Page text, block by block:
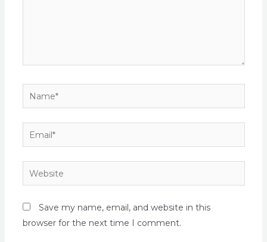
Save my name, email, and website in this
browser for the next time I comment.